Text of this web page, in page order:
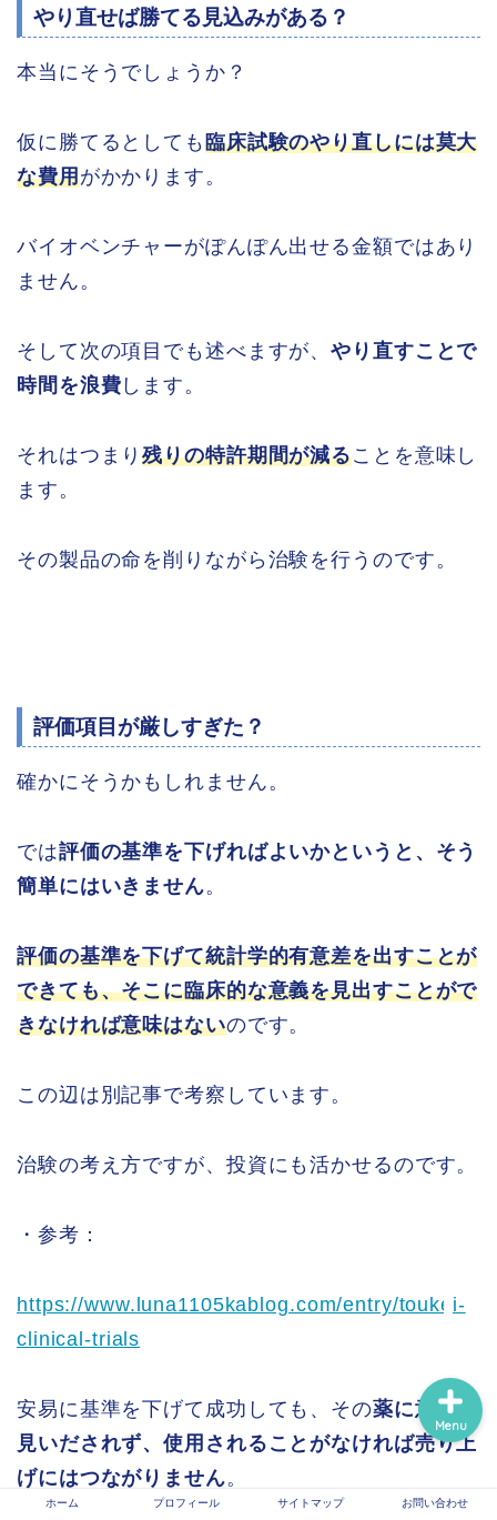
やり直せば勝てる見込みがある？
本当にそうでしょうか？
仮に勝てるとしても 臨床試験のやり直しには莫大
な費用がかかります。
バイオベンチャーがぽんぽん出せる金額ではあり
ません。
そして次の項目でも述べますが、やり直すことで
時間を浪費 します。
それはつまり残りの特許期間が減ることを意味し
ます。
その製品の命を削りながら治験を行うのです。
評価項目が厳しすぎた？
確かにそうかもしれません。
では評価の基準を下げればよいかというと、そう
簡単にはいきません。
評価の基準を下げて統計学的有意差を出すことが
できても、そこに臨床的な意義を見出すことがで
きなければ意味はないのです。
この辺は別記事で考察しています。
治験の考え方ですが、投資にも活かせるのです。
・参考：
https://www.luna1105kablog.com/entry/toukei-
clinical-trials
安易に基準を下げて成功しても、その薬に意義が
見いだされず、使用されることがなければ売り上
げにはつながりません。
ホーム プロフィール サイトマップ お問い合わせ
Menu
プロフィール
イトのリンク